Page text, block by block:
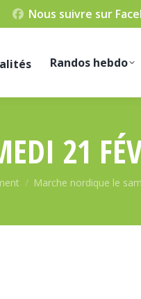
Nous suivre sur
Randos hebdo
21
Marche nordique le